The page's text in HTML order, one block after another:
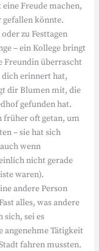
Freude machen,
gefallen könnte.
zu Festtagen
– ein Kollege bringt
Freundin überrascht
erinnert hat,
dir Blumen mit, die
gefunden hat.
früher oft getan, um
– sie hat sich
wenn
nicht gerade
waren).
andere Person
alles, was andere
sich, sei es
angenehme Tätigkeit
fahren mussten.